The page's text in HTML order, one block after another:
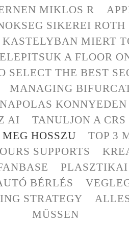
MIKLOS R
SIKEREI ROTH
MIERT
A FLOOR
SELECT THE BEST
MANAGING
AI
TANULJON A
HOSSZU
TOP 3
SUPPORTS
PLASZTIKAI
BÉRLÉS
STRATEGY
MÜSSEN